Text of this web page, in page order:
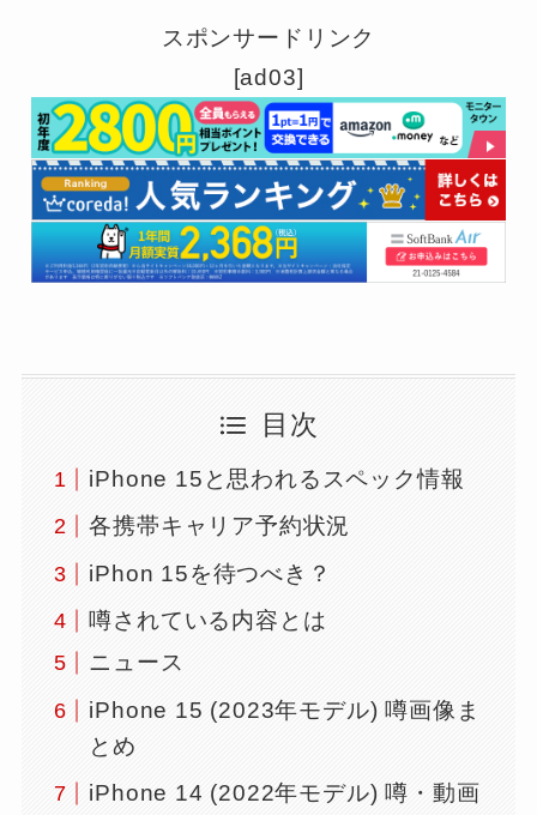
スポンサードリンク
[ad03]
目次
iPhone 15と思われるスペック情報
各携帯キャリア予約状況
iPhon 15を待つべき？
噂されている内容とは
ニュース
iPhone 15 (2023年モデル) 噂画像ま
とめ
iPhone 14 (2022年モデル) 噂・動画